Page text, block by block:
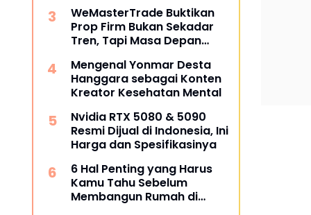
WeMasterTrade Buktikan
Prop Firm Bukan Sekadar
Tren, Tapi Masa Depan
Mengenal Yonmar Desta
Hanggara sebagai Konten
Kreator Kesehatan Mental
Nvidia RTX 5080 & 5090
Resmi Dijual di Indonesia, Ini
Harga dan Spesifikasinya
6 Hal Penting yang Harus
Kamu Tahu Sebelum
Membangun Rumah di